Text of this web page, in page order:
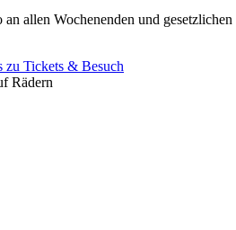
allen Wochenenden und gesetzlichen
zu Tickets & Besuch
Rädern